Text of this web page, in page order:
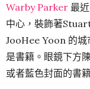
Warby Parker 最
中心，裝飾著
JooHee Yoon 的城
是書籍。眼鏡下方
或者藍色封面的書